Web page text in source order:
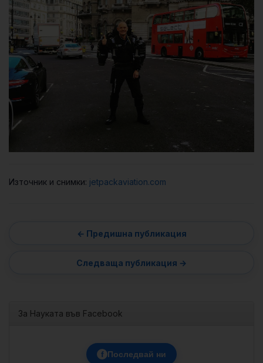
Източник и снимки: jetpackaviation.com
За Науката във Facebook
f Последвай ни